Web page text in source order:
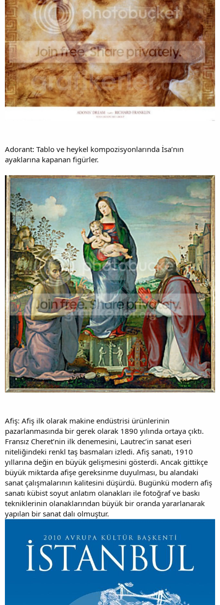
Adorant: Tablo ve heykel kompozisyonlarında İsa’nın
ayaklarına kapanan figürler.
Afiş: Afiş ilk olarak makine endüstrisi ürünlerinin
pazarlanmasında bir gerek olarak 1890 yılında ortaya çıktı.
Fransız Cheret’nin ilk denemesini, Lautrec’in sanat eseri
niteliğindeki renkl taş basmaları izledi. Afiş sanatı, 1910
yıllarına değin en büyük gelişmesini gösterdi. Ancak gittikçe
büyük miktarda afişe gereksinme duyulması, bu alandaki
sanat çalışmalarının kalitesini düşürdü. Bugünkü modern afiş
sanatı kübist soyut anlatım olanakları ile fotoğraf ve baskı
tekniklerinin olanaklarından büyük bir oranda yararlanarak
yapılan bir sanat dalı olmuştur.